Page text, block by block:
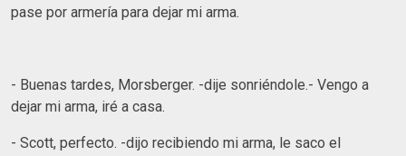
pase por armería para dejar mi arma.
- Buenas tardes, Morsberger. -dije sonriéndole.- Vengo a
dejar mi arma, iré a casa.
- Scott, perfecto. -dijo recibiendo mi arma, le saco el